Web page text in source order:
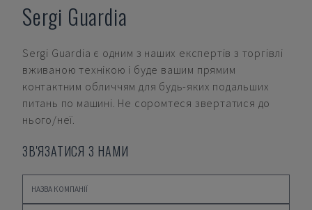
Sergi Guardia
Sergi Guardia є одним з наших експертів з торгівлі
вживаною технікою і буде вашим прямим
контактним обличчям для будь-яких подальших
питань по машині. Не соромтеся звертатися до
нього/неї.
ЗВ'ЯЗАТИСЯ З НАМИ